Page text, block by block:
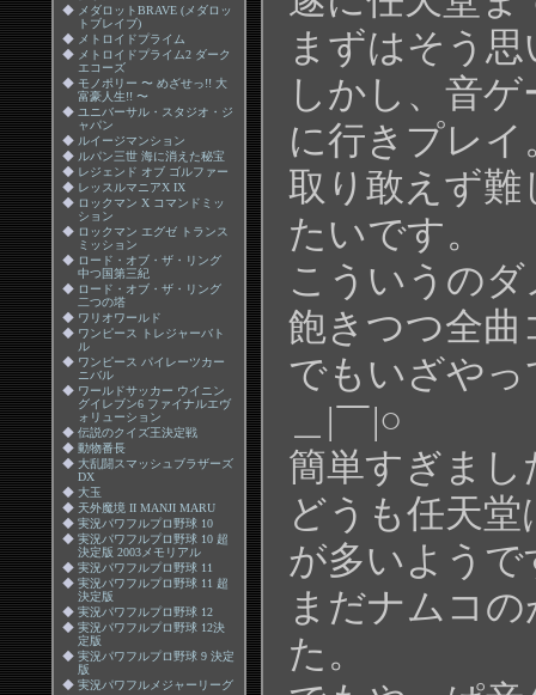
◆ メダロットBRAVE (メダロッ
トブレイブ)
◆ メトロイドプライム
◆ メトロイドプライム2 ダーク
エコーズ
◆ モノポリー 〜 めざせっ!! 大
富豪人生!! 〜
◆ ユニバーサル・スタジオ・ジ
ャパン
◆ ルイージマンション
◆ ルパン三世 海に消えた秘宝
◆ レジェンド オブ ゴルファー
◆ レッスルマニアX IX
◆ ロックマン X コマンドミッ
ション
◆ ロックマン エグゼ トランス
ミッション
◆ ロード・オブ・ザ・リング
中つ国第三紀
◆ ロード・オブ・ザ・リング
二つの塔
◆ ワリオワールド
◆ ワンピース トレジャーバト
ル
◆ ワンピース パイレーツカー
ニバル
◆ ワールドサッカー ウイニン
グイレブン6 ファイナルエヴ
ォリューション
◆ 伝説のクイズ王決定戦
◆ 動物番長
◆ 大乱闘スマッシュブラザーズ
DX
◆ 大玉
◆ 天外魔境 II MANJI MARU
◆ 実況パワフルプロ野球 10
◆ 実況パワフルプロ野球 10 超
決定版 2003メモリアル
◆ 実況パワフルプロ野球 11
◆ 実況パワフルプロ野球 11 超
決定版
◆ 実況パワフルプロ野球 12
◆ 実況パワフルプロ野球 12決
定版
◆ 実況パワフルプロ野球 9 決定
版
◆ 実況パワフルメジャーリーグ
まずはそう
しかし、音
に行きプレイ
取り敢えず難
たいです。
こういうの
飽きつつ全曲
でもいざや
＿|￣|○
簡単すぎまし
どうも任天
が多いようで
まだナムコ
た。